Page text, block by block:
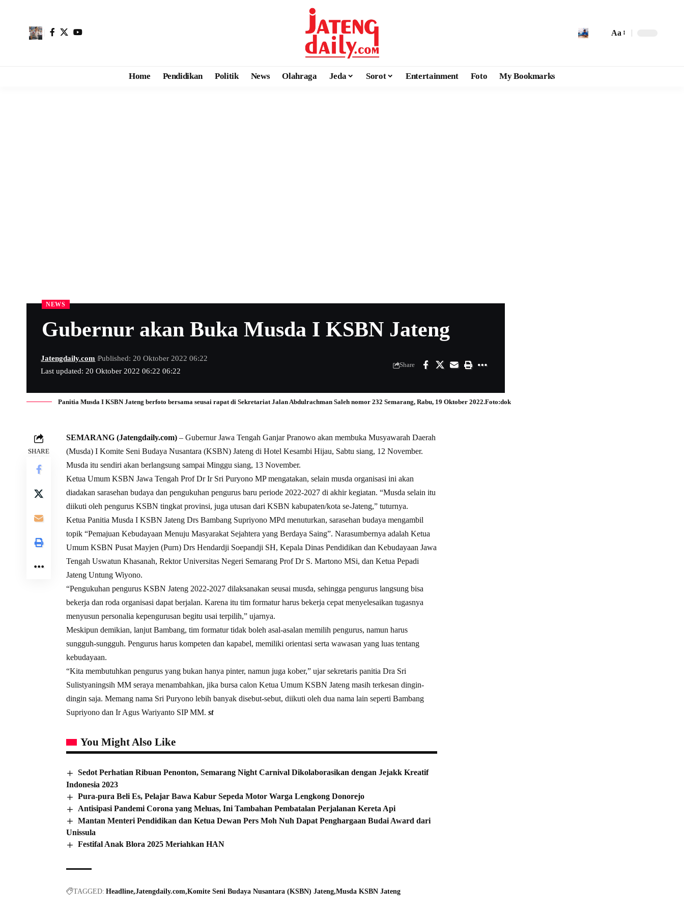
Aa
Home Pendidikan Politik News Olahraga Jeda Sorot Entertainment Foto My Bookmarks
NEWS
Gubernur akan Buka Musda I KSBN Jateng
Last updated: 20 Oktober 2022 06:22 06:22
Jatengdaily.com Published: 20 Oktober 2022 06:22
Share
Panitia Musda I KSBN Jateng berfoto bersama seusai rapat di Sekretariat Jalan Abdulrachman Saleh nomor 232 Semarang, Rabu, 19 Oktober 2022.Foto:dok
SHARE
SEMARANG (Jatengdaily.com) – Gubernur Jawa Tengah Ganjar Pranowo akan membuka Musyawarah Daerah
(Musda) I Komite Seni Budaya Nusantara (KSBN) Jateng di Hotel Kesambi Hijau, Sabtu siang, 12 November.
Musda itu sendiri akan berlangsung sampai Minggu siang, 13 November.
Ketua Umum KSBN Jawa Tengah Prof Dr Ir Sri Puryono MP mengatakan, selain musda organisasi ini akan
diadakan sarasehan budaya dan pengukuhan pengurus baru periode 2022-2027 di akhir kegiatan. “Musda selain itu
diikuti oleh pengurus KSBN tingkat provinsi, juga utusan dari KSBN kabupaten/kota se-Jateng,” tuturnya.
Ketua Panitia Musda I KSBN Jateng Drs Bambang Supriyono MPd menuturkan, sarasehan budaya mengambil
topik “Pemajuan Kebudayaan Menuju Masyarakat Sejahtera yang Berdaya Saing”. Narasumbernya adalah Ketua
Umum KSBN Pusat Mayjen (Purn) Drs Hendardji Soepandji SH, Kepala Dinas Pendidikan dan Kebudayaan Jawa
Tengah Uswatun Khasanah, Rektor Universitas Negeri Semarang Prof Dr S. Martono MSi, dan Ketua Pepadi
Jateng Untung Wiyono.
“Pengukuhan pengurus KSBN Jateng 2022-2027 dilaksanakan seusai musda, sehingga pengurus langsung bisa
bekerja dan roda organisasi dapat berjalan. Karena itu tim formatur harus bekerja cepat menyelesaikan tugasnya
menyusun personalia kepengurusan begitu usai terpilih,” ujarnya.
Meskipun demikian, lanjut Bambang, tim formatur tidak boleh asal-asalan memilih pengurus, namun harus
sungguh-sungguh. Pengurus harus kompeten dan kapabel, memiliki orientasi serta wawasan yang luas tentang
kebudayaan.
“Kita membutuhkan pengurus yang bukan hanya pinter, namun juga kober,” ujar sekretaris panitia Dra Sri
Sulistyaningsih MM seraya menambahkan, jika bursa calon Ketua Umum KSBN Jateng masih terkesan dingin-
dingin saja. Memang nama Sri Puryono lebih banyak disebut-sebut, diikuti oleh dua nama lain seperti Bambang
Supriyono dan Ir Agus Wariyanto SIP MM. st
You Might Also Like
Sedot Perhatian Ribuan Penonton, Semarang Night Carnival Dikolaborasikan dengan Jejakk Kreatif
Indonesia 2023
Pura-pura Beli Es, Pelajar Bawa Kabur Sepeda Motor Warga Lengkong Donorejo
Antisipasi Pandemi Corona yang Meluas, Ini Tambahan Pembatalan Perjalanan Kereta Api
Mantan Menteri Pendidikan dan Ketua Dewan Pers Moh Nuh Dapat Penghargaan Budai Award dari
Unissula
Festifal Anak Blora 2025 Meriahkan HAN
TAGGED: Headline Jatengdaily.com Komite Seni Budaya Nusantara (KSBN) Jateng Musda KSBN Jateng